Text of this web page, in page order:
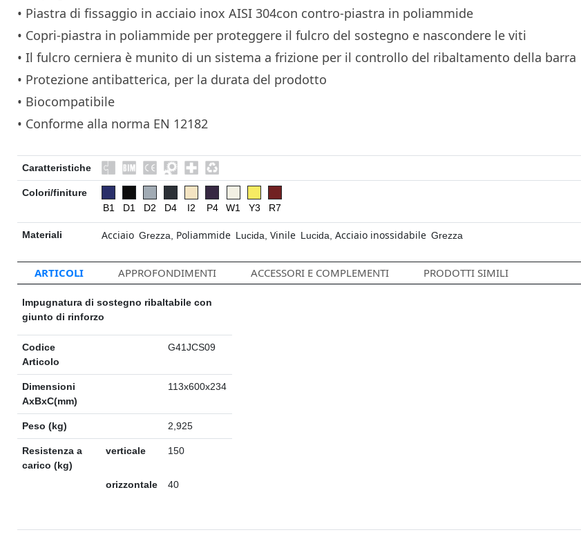
• Piastra di fissaggio in acciaio inox AISI 304con contro-piastra in poliammide
• Copri-piastra in poliammide per proteggere il fulcro del sostegno e nascondere le viti
• Il fulcro cerniera è munito di un sistema a frizione per il controllo del ribaltamento della barra
• Protezione antibatterica, per la durata del prodotto
• Biocompatibile
• Conforme alla norma EN 12182
Caratteristiche
Colori/finiture
B1
D1 D2 D4 I2 P4 W1 Y3 R7
Materiali Acciaio Grezza Poliammide Lucida ,Vinile Lucida ,Acciaio inossidabile Grezza
ARTICOLI APPROFONDIMENTI ACCESSORI E COMPLEMENTI PRODOTTI SIMILI
Impugnatura di sostegno ribaltabile con
giunto di rinforzo
Codice
Articolo
G41JCS09
Dimensioni
AxBxC(mm)
113x600x234
Peso (kg) 2,925
Resistenza a
carico (kg)
verticale 150
orizzontale 40